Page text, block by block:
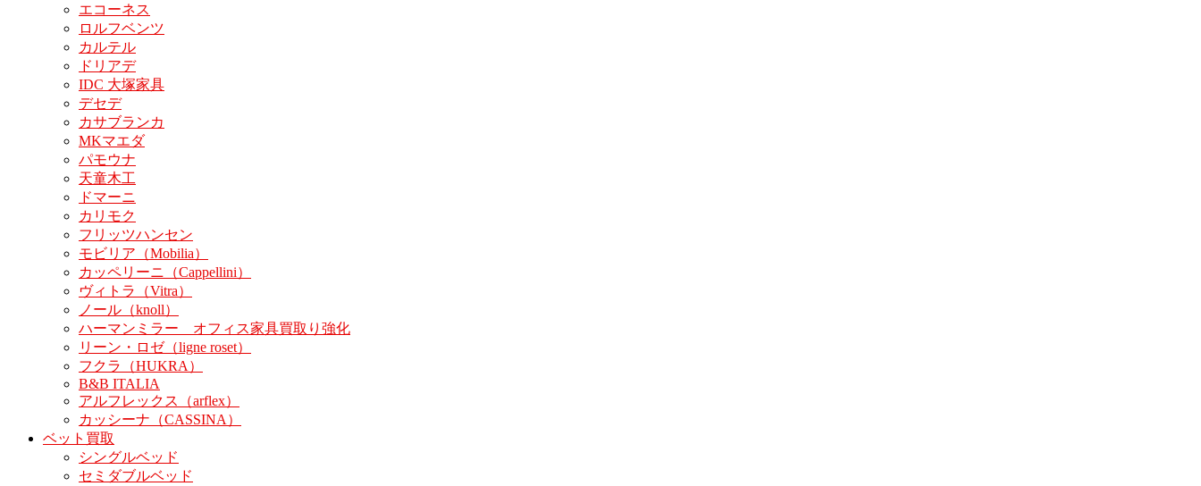
エコーネス
ロルフベンツ
カルテル
ドリアデ
IDC 大塚家具
デセデ
カサブランカ
MKマエダ
パモウナ
天童木工
ドマーニ
カリモク
フリッツハンセン
モビリア（Mobilia）
カッペリーニ（Cappellini）
ヴィトラ（Vitra）
ノール（knoll）
ハーマンミラー オフィス家具買取り強化
リーン・ロゼ（ligne roset）
フクラ（HUKRA）
B&B ITALIA
アルフレックス（arflex）
カッシーナ（CASSINA）
ベット買取
シングルベッド
セミダブルベッド